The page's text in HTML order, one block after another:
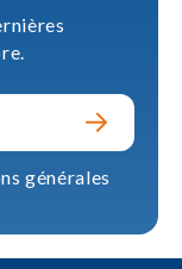
générales